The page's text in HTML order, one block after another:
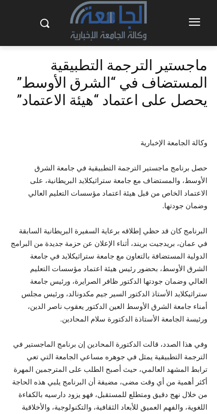
ماجستير الترجمة التطبيقية
المستضاف في “الشرق الأوسط”
يحصل على اعتماد “هيئة الاعتماد”
وكالة الجامعة الإخبارية
حصل برنامج ماجستير الترجمة التطبيقية في جامعة الشرق
الأوسط، والمستضاف مع جامعة ستراثيكلايد البريطانية، على
الاعتماد الخاص من قبل هيئة اعتماد مؤسسات التعليم العالي
وضمان جودتها.
البرنامج كان قد حظي إطلاقه برعاية السفيرة البريطانية السابقة
في عمان، بريدجيت بريند، أثناء الإعلان عن حزمة جديدة من البرامج
الدولية المستضافة بالتعاون مع جامعة ستراثيكلايد في جامعة
الشرق الأوسط، بحضور رئيس هيئة اعتماد مؤسسات التعليم
العالي وضمان جودتها الدكتور ظافر الصرايرة، ورئيس جامعة
ستراثيكلايد الأستاذ الدكتور السير جيم مكدونالد، ورئيس مجلس
أمناء جامعة الشرق الأوسط العين الدكتور يعقوب ناصر الدين،
ورئيسة الجامعة الأستاذة الدكتورة سلام المحادين.
وفي هذا الصدد، قالت الدكتورة المحادين إن برنامج الماجستير في
الترجمة التطبيقية يمثل في جوهره مساعي الجامعة التي تعي
ترابط المشهد العالمي، حيث أصبح الطلب على المترجمين المهرة
أكثر أهمية من أي وقت مضى، مضيفة أن البرنامج يلبي هذه الحاجة
من خلال نهج دقيق ومتطلع للمستقبل، فهو يزود دارسيه بالكفاءة
اللغوية، والفهم العميق للأبعاد الثقافية، والتكنولوجية، والأخلاقية